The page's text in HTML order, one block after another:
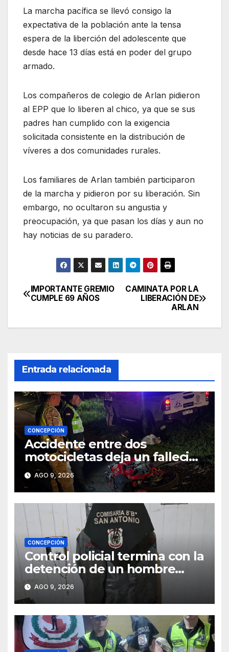
La marcha pacífica se llevó consigo la
expectativa de la población ante la tensa
espera de la liberción del adolescente que
desde hace 13 días está en poder del grupo
armado.
Los compañeros de colegio de Arlan pidieron
al EPP que lo liberen al chico, ya que se sus
padres han cumplido con la exigencia
solicitada consistente en la distribución de
víveres a dos comunidades rurales.
Los familiares de Arlan también participaron
de la marcha y pidieron por su liberación. Sin
embargo, no ocultaron su angustia y
preocupación, ya que pasan los días y aun no
hay noticias de su paradero.
Navegación
CAMINATA POR LA
LIBERACIÓN DE
ARLAN
IMPORTANTE GREMIO
CUMPLE 69 AÑOS
Entrada relacionada
CONCEPCIÓN
Accidente entre dos
motocicletas deja un fallecido
y dos heridos en Yby Yaú
AGO 9, 2026
CONCEPCIÓN
Control policial termina con la
detención de un hombre
requerido por la justicia
AGO 9, 2026